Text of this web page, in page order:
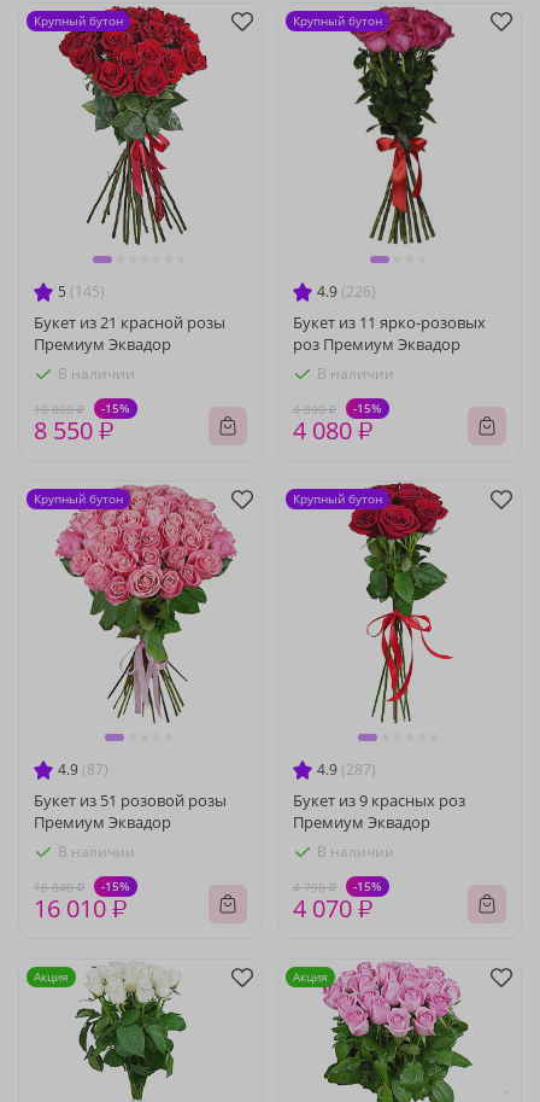
5 (145)
Букет из 21 красной розы
Премиум Эквадор
В наличии
10 060 ₽ -15%
8 550 ₽
Крупный бутон
4.9 (226)
Букет из 11 ярко-розовых
роз Премиум Эквадор
В наличии
4 800 ₽ -15%
4 080 ₽
Крупный бутон
4.9 (87)
Букет из 51 розовой розы
Премиум Эквадор
В наличии
18 840 ₽ -15%
16 010 ₽
Крупный бутон
4.9 (287)
Букет из 9 красных роз
Премиум Эквадор
В наличии
4 790 ₽ -15%
4 070 ₽
Крупный бутон
Акция Акция